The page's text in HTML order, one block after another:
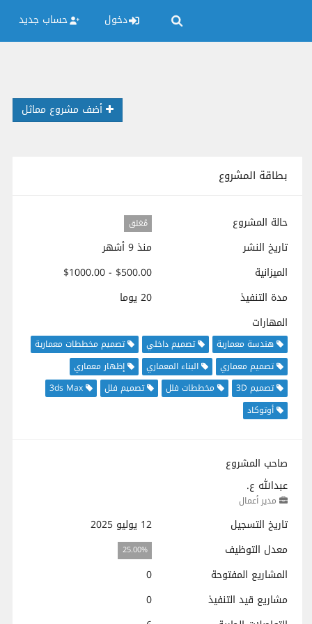
دخول حساب جديد
أضف مشروع مماثل
بطاقة المشروع
حالة المشروع مُغلق
تاريخ النشر
منذ 9 أشهر
الميزانية
$500.00 - $1000.00
مدة التنفيذ
20 يوما
المهارات
هندسة معمارية تصميم داخلي
تصميم مخططات معمارية
تصميم معماري
البناء المعماري
إظهار معماري
تصميم 3D
مخططات فلل تصميم فلل
3ds Max
أوتوكاد
صاحب المشروع
عبدالله ع.
مدير أعمال
تاريخ التسجيل
12 يوليو 2025
معدل التوظيف
25.00%
المشاريع المفتوحة
0
مشاريع قيد التنفيذ
0